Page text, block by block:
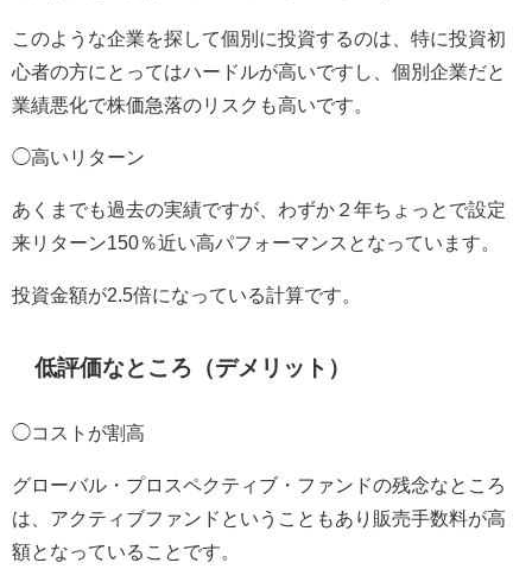
このような企業を探して個別に投資するのは、特に投資初
心者の方にとってはハードルが高いですし、個別企業だと
業績悪化で株価急落のリスクも高いです。
◯高いリターン
あくまでも過去の実績ですが、わずか２年ちょっとで設定
来リターン150％近い高パフォーマンスとなっています。
投資金額が2.5倍になっている計算です。
低評価なところ（デメリット）
◯コストが割高
グローバル・プロスペクティブ・ファンドの残念なところ
は、アクティブファンドということもあり販売手数料が高
額となっていることです。